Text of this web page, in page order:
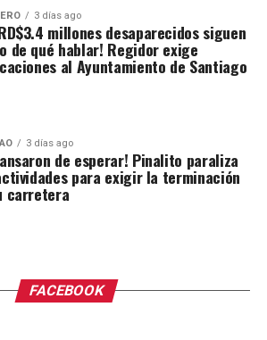
3 días ago
millones desaparecidos siguen
de qué hablar! Regidor exige
al Ayuntamiento de Santiago
3 días ago
de esperar! Pinalito paraliza
para exigir la terminación
carretera
FACEBOOK